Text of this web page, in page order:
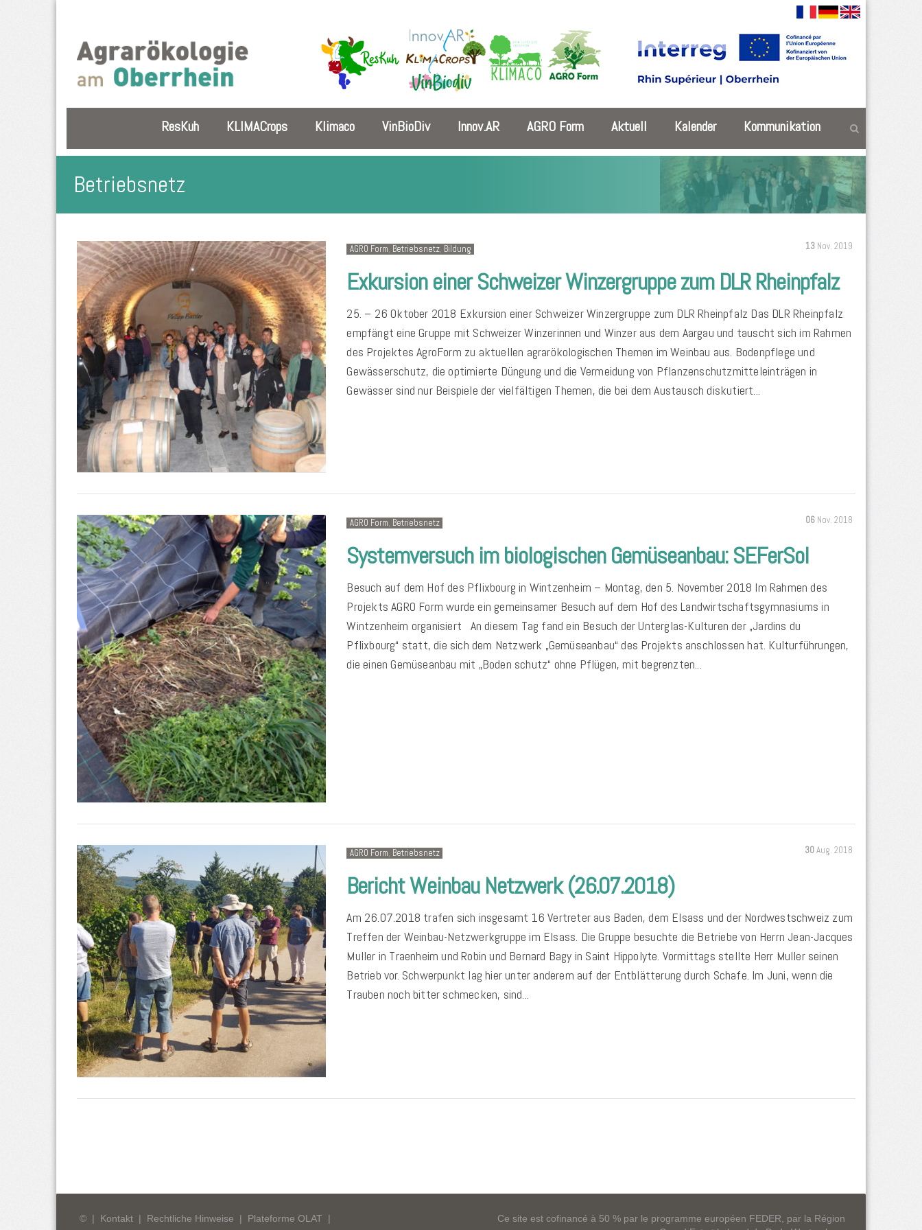
ResKuh KLIMACrops Klimaco VinBioDiv Innov.AR AGRO Form Aktuell Kalender Kommunikation
Betriebsnetz
13 Nov. 2019
AGRO Form, Betriebsnetz, Bildung
Exkursion einer Schweizer Winzergruppe zum DLR Rheinpfalz
25. – 26 Oktober 2018 Exkursion einer Schweizer Winzergruppe zum DLR Rheinpfalz Das DLR Rheinpfalz
empfängt eine Gruppe mit Schweizer Winzerinnen und Winzer aus dem Aargau und tauscht sich im Rahmen
des Projektes AgroForm zu aktuellen agrarökologischen Themen im Weinbau aus. Bodenpflege und
Gewässerschutz, die optimierte Düngung und die Vermeidung von Pflanzenschutzmitteleinträgen in
Gewässer sind nur Beispiele der vielfältigen Themen, die bei dem Austausch diskutiert...
06 Nov. 2018
AGRO Form, Betriebsnetz
Systemversuch im biologischen Gemüseanbau: SEFerSol
Besuch auf dem Hof des Pflixbourg in Wintzenheim – Montag, den 5. November 2018 Im Rahmen des
Projekts AGRO Form wurde ein gemeinsamer Besuch auf dem Hof des Landwirtschaftsgymnasiums in
Wintzenheim organisiert An diesem Tag fand ein Besuch der Unterglas-Kulturen der „Jardins du
Pflixbourg“ statt, die sich dem Netzwerk „Gemüseanbau“ des Projekts anschlossen hat. Kulturführungen,
die einen Gemüseanbau mit „Boden schutz“ ohne Pflügen, mit begrenzten...
30Aug. 2018
AGRO Form, Betriebsnetz
Bericht Weinbau Netzwerk (26.07.2018)
Am 26.07.2018 trafen sich insgesamt 16 Vertreter aus Baden, dem Elsass und der Nordwestschweiz zum
Treffen der Weinbau-Netzwerkgruppe im Elsass. Die Gruppe besuchte die Betriebe von Herrn Jean-Jacques
Muller in Traenheim und Robin und Bernard Bagy in Saint Hippolyte. Vormittags stellte Herr Muller seinen
Betrieb vor. Schwerpunkt lag hier unter anderem auf der Entblätterung durch Schafe. Im Juni, wenn die
Trauben noch bitter schmecken, sind...
© | Kontakt | Rechtliche Hinweise | Plateforme OLAT |
Ce site est cofinancé à 50 % par le programme européen FEDER, par la Région